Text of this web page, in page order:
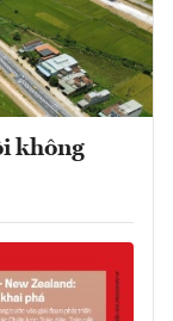
không